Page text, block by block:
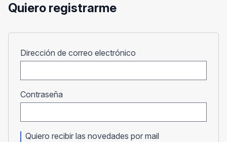
Quiero registrarme
Dirección de correo electrónico
Contraseña
Quiero recibir las novedades por mail